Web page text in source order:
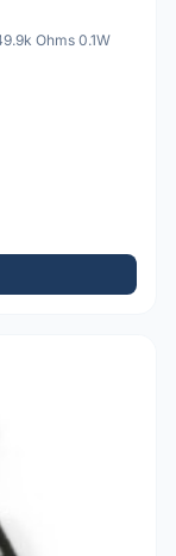
Ohms 0.1W